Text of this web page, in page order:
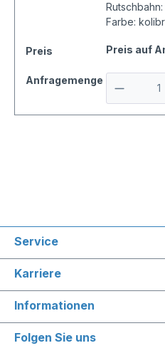
Rutschbahn:
Farbe:
Preis Preis auf
Anfragemenge
Service
Karriere
Informationen
Folgen Sie uns